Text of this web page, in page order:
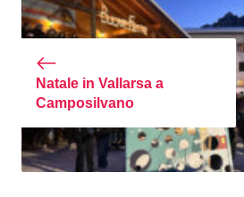
Natale in Vallarsa a
Camposilvano